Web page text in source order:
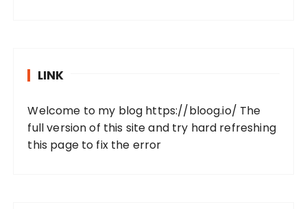
LINK
Welcome to my blog https://bloog.io/ The
full version of this site and try hard refreshing
this page to fix the error